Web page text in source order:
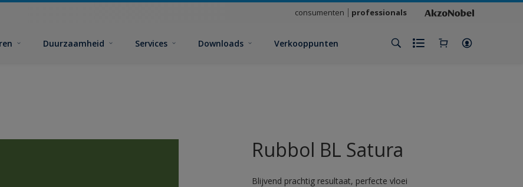
consumenten professionals
Duurzaamheid Services Downloads Verkooppunten
Rubbol BL Satura
Blijvend prachtig resultaat, perfecte vloei